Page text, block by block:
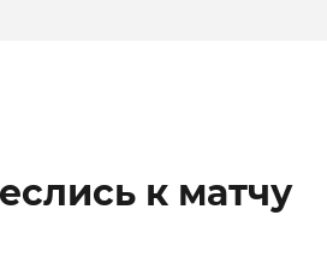
к матчу